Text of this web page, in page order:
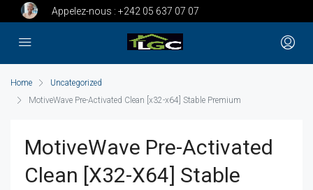
Appelez-nous : +242 05 637 07 07
Home
Uncategorized
MotiveWave Pre-Activated Clean [x32-x64] Stable Premium
MotiveWave Pre-Activated
Clean [x32-X64] Stable